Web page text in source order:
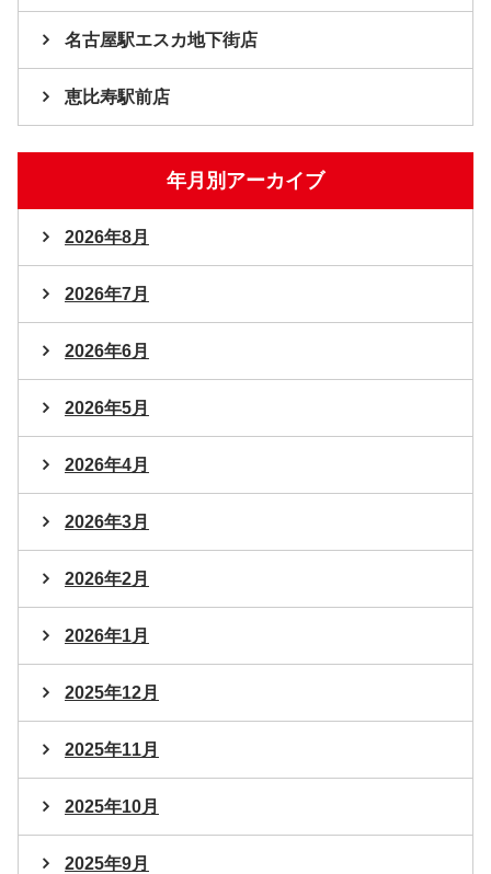
名古屋駅エスカ地下街店
恵比寿駅前店
年月別アーカイブ
2026年8月
2026年7月
2026年6月
2026年5月
2026年4月
2026年3月
2026年2月
2026年1月
2025年12月
2025年11月
2025年10月
2025年9月